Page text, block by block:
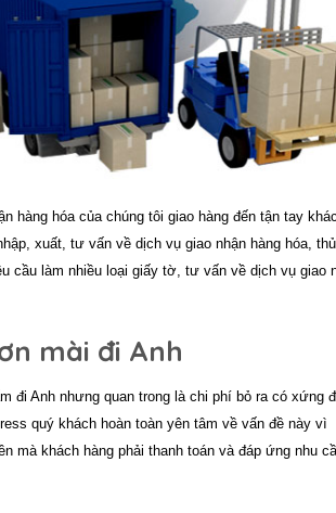
hàng hóa của chúng tôi giao hàng đến tận tay
xuất, tư vấn về dịch vụ giao nhận hàng hóa,
cầu làm nhiều loại giấy tờ, tư vấn về dịch vụ giao
mài đi Anh
đi Anh nhưng quan trong là chi phí bỏ ra có xứng
quý khách hoàn toàn yên tâm về vấn đề này vì
mà khách hàng phải thanh toán và đáp ứng nhu